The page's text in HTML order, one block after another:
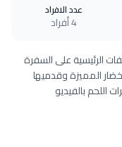
عدد الافراد
4 أفراد
الرئيسية على السفرة
المميزة وقدميها
اللحم بالفيديو